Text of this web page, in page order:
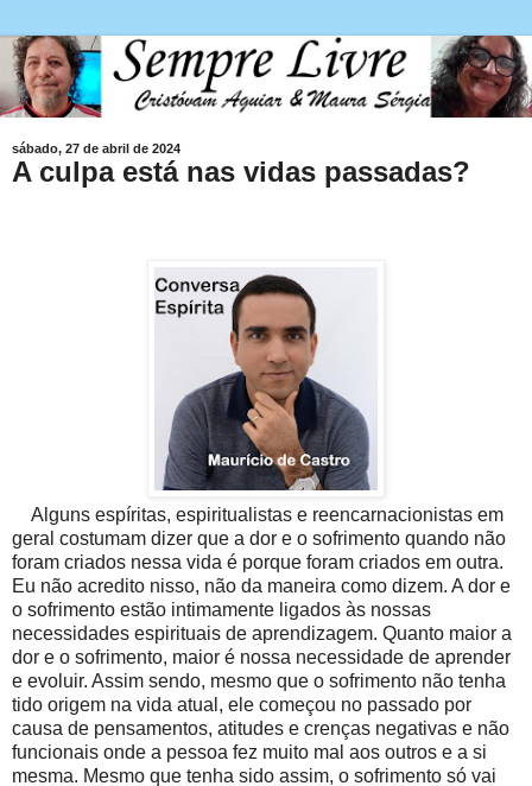
sábado, 27 de abril de 2024
A culpa está nas vidas passadas?
Alguns espíritas, espiritualistas e reencarnacionistas em
geral costumam dizer que a dor e o sofrimento quando não
foram criados nessa vida é porque foram criados em outra.
Eu não acredito nisso, não da maneira como dizem. A dor e
o sofrimento estão intimamente ligados às nossas
necessidades espirituais de aprendizagem. Quanto maior a
dor e o sofrimento, maior é nossa necessidade de aprender
e evoluir. Assim sendo, mesmo que o sofrimento não tenha
tido origem na vida atual, ele começou no passado por
causa de pensamentos, atitudes e crenças negativas e não
funcionais onde a pessoa fez muito mal aos outros e a si
mesma. Mesmo que tenha sido assim, o sofrimento só vai